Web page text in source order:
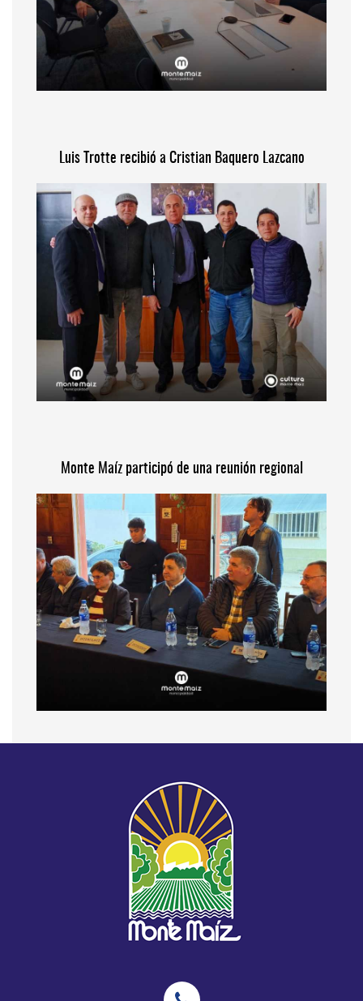
Luis Trotte recibió a Cristian Baquero Lazcano
Monte Maíz participó de una reunión regional